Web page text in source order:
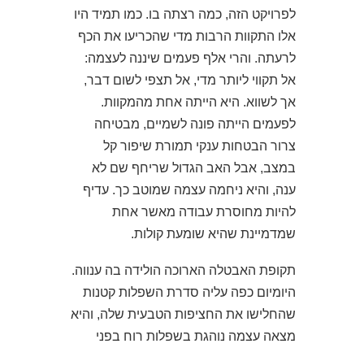
לפרויקט הזה, כמה רצתה בו. כמו תמיד היו
אלו התקוות הרבות מדי שהכריעו את הכף
לרעתה. והרי אלף פעמים שיננה לעצמה:
אל תקווי ליותר מדי, אל תצפי לשום דבר,
אך לשווא. היא הייתה אחת מהמקוות.
לפעמים הייתה פונה לשמיים, מבטיחה
צרור הבטחות ענקי תמורת שיפור קל
במצב, אבל האב הגדול שריחף שם לא
ענה, והיא ניחמה עצמה שמוטב כך. עדיף
להיות מחוסרת עבודה מאשר אחת
שמדמיינת שהיא שומעת קולות.
תקופת האבטלה הארוכה הולידה בה ענווה.
היומיום כפה עליה סדרת השפלות קטנות
שהחלישו את החציפות הטבעית שלה, והיא
מצאה עצמה נוהגת בשפלות רוח בפני